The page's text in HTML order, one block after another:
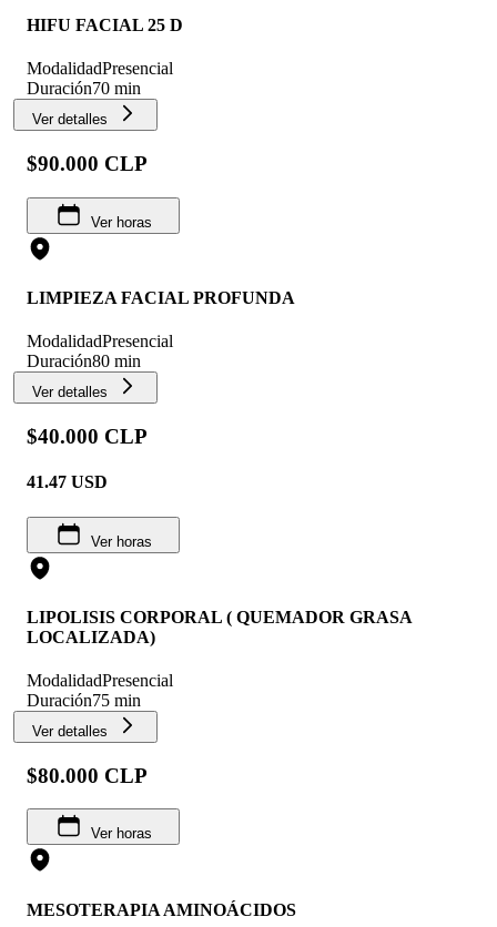
HIFU FACIAL 25 D
ModalidadPresencial
Duración70 min
Ver detalles
$90.000 CLP
Ver horas
LIMPIEZA FACIAL PROFUNDA
ModalidadPresencial
Duración80 min
Ver detalles
$40.000 CLP
41.47 USD
Ver horas
LIPOLISIS CORPORAL ( QUEMADOR GRASA
LOCALIZADA)
ModalidadPresencial
Duración75 min
Ver detalles
$80.000 CLP
Ver horas
MESOTERAPIA AMINOÁCIDOS